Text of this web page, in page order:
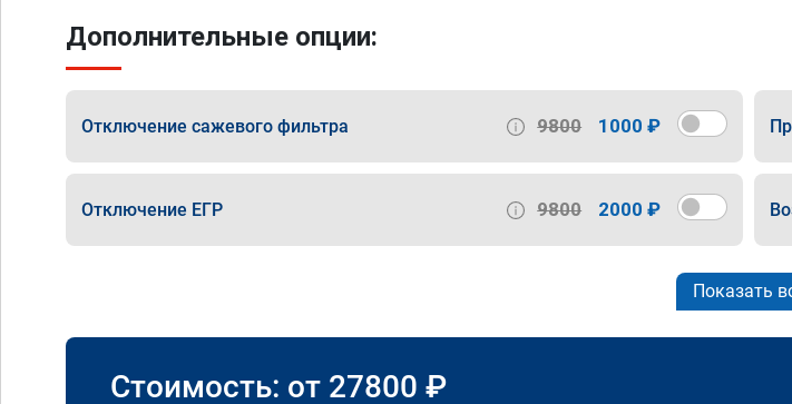
Дополнительные опции:
Отключение сажевого фильтра 9800 1000 ₽
Отключение ЕГР 9800 2000 ₽
Показать
Стоимость: от 27800 ₽